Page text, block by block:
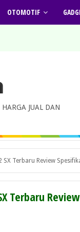
OTOMOTIF
JUAL DAN
Terbaru Review
Terbaru